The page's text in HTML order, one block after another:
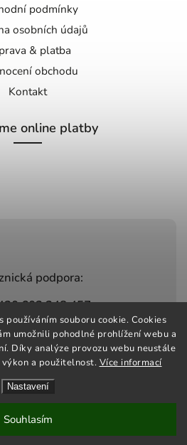
používáním souboru cookie. Cookies
umožnili pohodlné prohlížení webu a
Díky analýze provozu webu neustále
a použitelnost. Více informací
Nastavení
Souhlasím
podpora:
603 248 457
podmínky
osobních údajů
& platba
obchodu
Kontakt
online platby
Shoptet | Design